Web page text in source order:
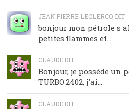
JEAN PIERRE LECLERCQ DIT
bonjour mon pétrole s
petites flammes et...
CLAUDE DIT
Bonjour, je possède un
TURBO 2402, j'ai...
CLAUDE DIT